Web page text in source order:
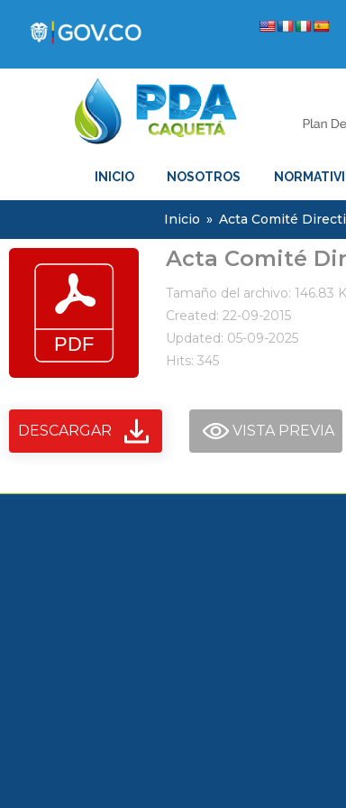
INICIO NOSOTROS
Inicio » Acta Comité
Acta Comité
Tamaño del archivo: 146.83
Created: 22-09-2015
Updated: 05-09-2025
Hits: 345
DESCARGAR VISTA PREVIA